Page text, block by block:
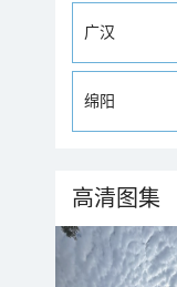
广汉
绵阳
高清图集